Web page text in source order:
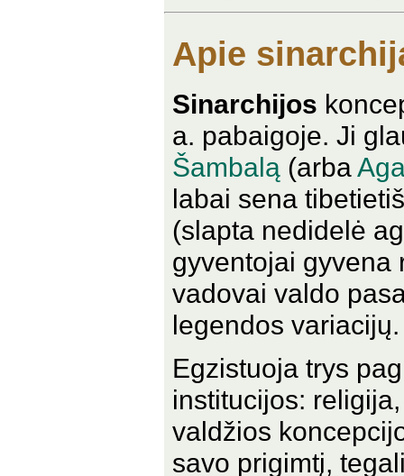
Apie
Sinarchijos
a. pabaigoje. Ji
Šambalą (arba
labai sena
(slapta nedidelė
gyventojai gyvena
vadovai valdo
legendos variacijų.
Egzistuoja trys
institucijos:
valdžios
savo prigimtį,